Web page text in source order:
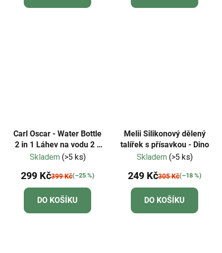
Carl Oscar - Water Bottle
2 in 1 Láhev na vodu 2 v
1 - fialová
Skladem (>5 ks)
299 Kč399 Kč(–25 %)
DO KOŠÍKU
Melii Silikonový dělený
talířek s přísavkou - Dino
Skladem (>5 ks)
249 Kč305 Kč(–18 %)
DO KOŠÍKU